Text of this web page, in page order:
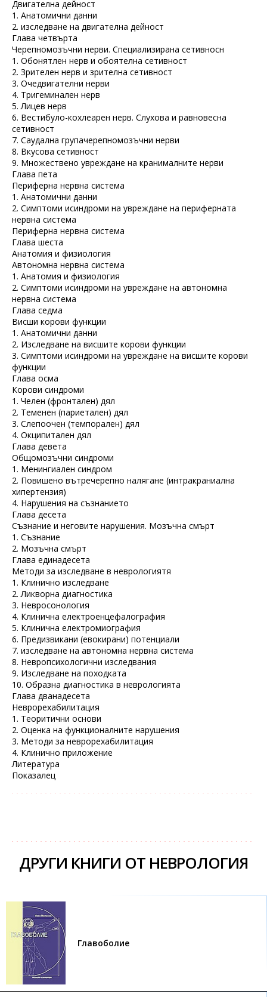
Двигателна дейност
1. Анатомични данни
2. изследване на двигателна дейност
Глава четвърта
Черепномозъчни нерви. Специализирана сетивносн
1. Обонятлен нерв и обоятелна сетивност
2. Зрителен нерв и зрителна сетивност
3. Очедвигателни нерви
4. Тригеминален нерв
5. Лицев нерв
6. Вестибуло-кохлеарен нерв. Слухова и равновесна
сетивност
7. Саудална групачерепномозъчни нерви
8. Вкусова сетивност
9. Множествено увреждане на кранималните нерви
Глава пета
Периферна нервна система
1. Анатомични данни
2. Симптоми исиндроми на увреждане на периферната
нервна система
Периферна нервна система
Глава шеста
Анатомия и физиология
Автономна нервна система
1. Анатомия и физиология
2. Симптоми исиндроми на увреждане на автономна
нервна система
Глава седма
Висши корови функции
1. Анатомични данни
2. Изследване на висшите корови функции
3. Симптоми исиндроми на увреждане на висшите корови
функции
Глава осма
Корови синдроми
1. Челен (фронтален) дял
2. Теменен (париетален) дял
3. Слепоочен (темпорален) дял
4. Окципитален дял
Глава девета
Общомозъчни синдроми
1. Менингиален синдром
2. Повишено вътречерепно налягане (интракраниална
хипертензия)
4. Нарушения на съзнанието
Глава десета
Съзнание и неговите нарушения. Мозъчна смърт
1. Съзнание
2. Мозъчна смърт
Глава единадесета
Методи за изследване в неврологиятя
1. Клинично изследване
2. Ликворна диагностика
3. Невросонология
4. Клинична електроенцефалография
5. Клинична електромиография
6. Предизвикани (евокирани) потенциали
7. изследване на автономна нервна система
8. Невропсихологични изследвания
9. Изследване на походката
10. Образна диагностика в неврологията
Глава дванадесета
Неврорехабилитация
1. Теоритични основи
2. Оценка на функционалните нарушения
3. Методи за неврорехабилитация
4. Клинично приложение
Литература
Показалец
ДРУГИ КНИГИ ОТ НЕВРОЛОГИЯ
Главоболие